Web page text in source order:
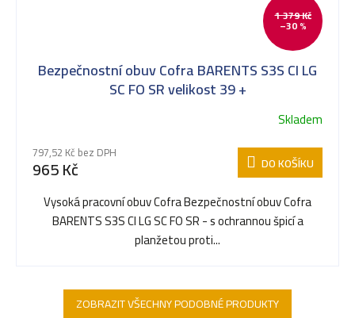
1 379 Kč
–30 %
Bezpečnostní obuv Cofra BARENTS S3S CI LG
SC FO SR velikost 39 +
Skladem
797,52 Kč bez DPH
965 Kč DO KOŠÍKU
Vysoká pracovní obuv Cofra Bezpečnostní obuv Cofra
BARENTS S3S CI LG SC FO SR - s ochrannou špicí a
planžetou proti...
ZOBRAZIT VŠECHNY PODOBNÉ PRODUKTY